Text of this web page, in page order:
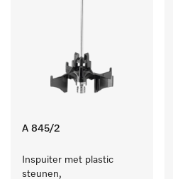
A 845/2
Inspuiter met plastic
steunen,